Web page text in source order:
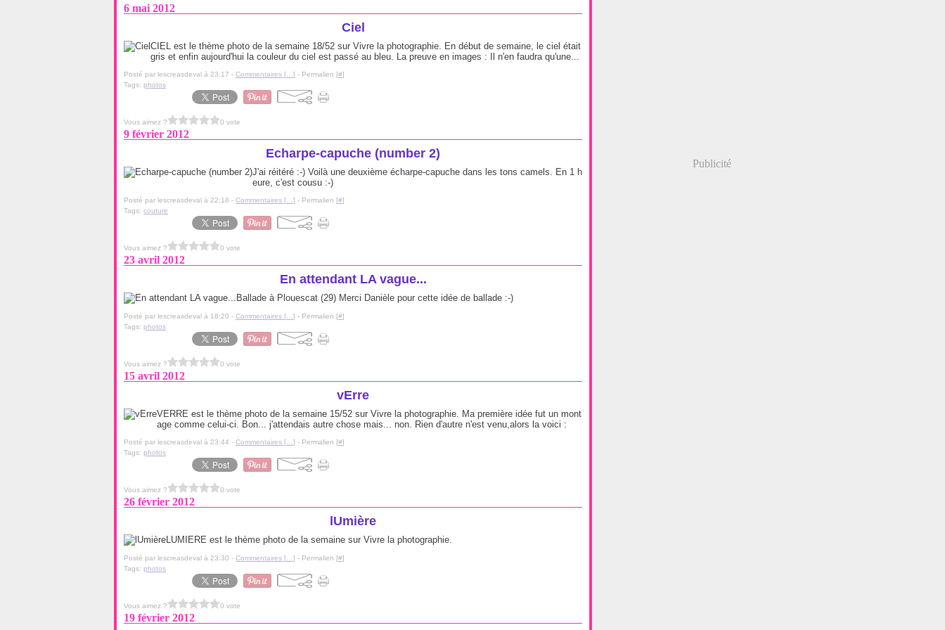
6 mai 2012
Ciel
CIEL est le thème photo de la semaine 18/52 sur Vivre la photographie. En début de semaine, le ciel était
gris et enfin aujourd'hui la couleur du ciel est passé au bleu. La preuve en images : Il n'en faudra qu'une...
Posté par lescreasdeval à 23:17 - Commentaires [ ] - Permalien [#]
Tags: photos
Vous aimez ? 0 vote
9 février 2012
Echarpe-capuche (number 2)
J'ai réitéré :-) Voilà une deuxième écharpe-capuche dans les tons camels. En 1 h
eure, c'est cousu :-)
Posté par lescreasdeval à 22:18 - Commentaires [ ] - Permalien [#]
Tags: couture
Vous aimez ? 0 vote
23 avril 2012
En attendant LA vague...
Ballade à Plouescat (29) Merci Danièle pour cette idée de ballade :-)
Posté par lescreasdeval à 18:20 - Commentaires [ ] - Permalien [#]
Tags: photos
Vous aimez ? 0 vote
15 avril 2012
vErre
VERRE est le thème photo de la semaine 15/52 sur Vivre la photographie. Ma première idée fut un mont
age comme celui-ci. Bon... j'attendais autre chose mais... non. Rien d'autre n'est venu,alors la voici :
Posté par lescreasdeval à 23:44 - Commentaires [ ] - Permalien [#]
Tags: photos
Vous aimez ? 0 vote
26 février 2012
lUmière
LUMIERE est le thème photo de la semaine sur Vivre la photographie.
Posté par lescreasdeval à 23:30 - Commentaires [ ] - Permalien [#]
Tags: photos
Vous aimez ? 0 vote
19 février 2012
Publicité